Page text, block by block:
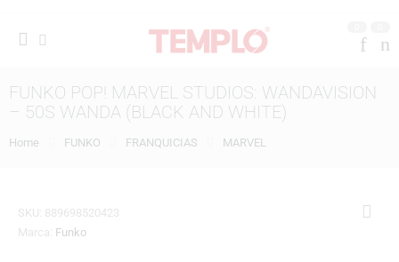
FUNKO POP! MARVEL STUDIOS: WANDAVISION
– 50S WANDA (BLACK AND WHITE)
Home FUNKO FRANQUICIAS MARVEL
SKU: 889698520423
Marca: Funko